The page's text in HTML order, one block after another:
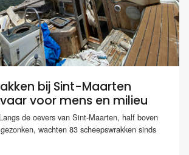
bij Sint-Maarten
voor mens en milieu
de oevers van Sint-Maarten, half boven
wachten 83 scheepswrakken sinds